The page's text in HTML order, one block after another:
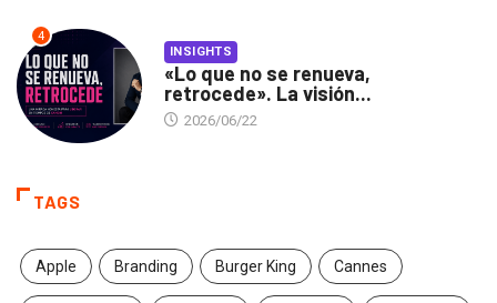
4
INSIGHTS
«Lo que no se renueva,
retrocede». La visión...
2026/06/22
TAGS
Apple Branding Burger King Cannes